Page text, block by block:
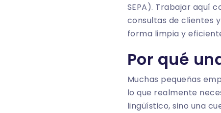
SEPA). Trabajar aquí
consultas de clientes
forma limpia y
Por qué
Muchas pequeñas
lo que realmente
lingüístico, sino una